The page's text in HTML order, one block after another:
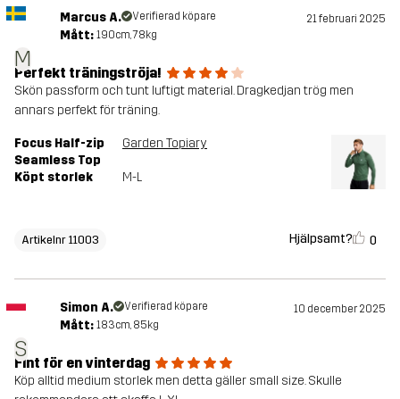
M
Marcus A. Verifierad köpare 21 februari 2025
Mått: 190cm, 78kg
Perfekt träningströja!
Skön passform och tunt luftigt material. Dragkedjan trög men
annars perfekt för träning.
Focus Half-zip
Seamless Top
Garden Topiary
Köpt storlek M-L
Artikelnr 11003 Hjälpsamt? 0
S
Simon A. Verifierad köpare 10 december 2025
Mått: 183cm, 85kg
Fint för en vinterdag
Köp alltid medium storlek men detta gäller small size. Skulle